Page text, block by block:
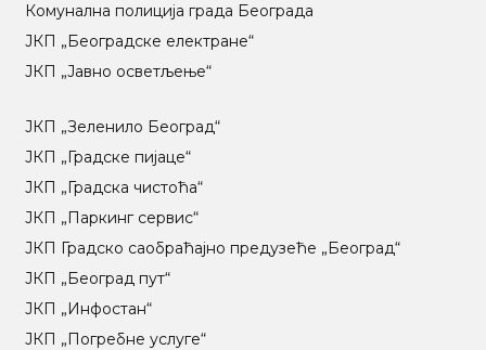
Комунална полиција града Београда
ЈКП „Београдске електране“
ЈКП „Јавно осветљење“
ЈКП „Зеленило Београд“
ЈКП „Градске пијаце“
ЈКП „Градска чистоћа“
ЈКП „Паркинг сервис“
ЈКП Градско саобраћајно предузеће „Београд“
ЈКП „Београд пут“
ЈКП „Инфостан“
ЈКП „Погребне услуге“